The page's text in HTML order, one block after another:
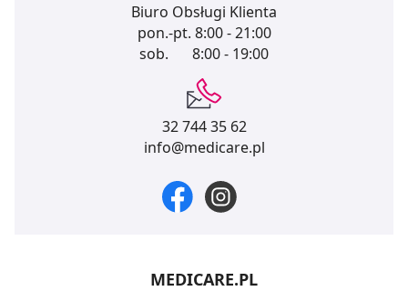
Biuro Obsługi Klienta
pon.-pt. 8:00 - 21:00
sob.
8:00 - 19:00
32 744 35 62
info@medicare.pl
MEDICARE.PL